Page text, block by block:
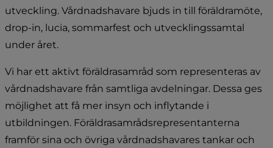
utveckling. Vårdnadshavare bjuds in till föräldramöte,
drop-in, lucia, sommarfest och utvecklingssamtal
under året.
Vi har ett aktivt föräldrasamråd som representeras av
vårdnadshavare från samtliga avdelningar. Dessa ges
möjlighet att få mer insyn och inflytande i
utbildningen. Föräldrasamrådsrepresentanterna
framför sina och övriga vårdnadshavares tankar och